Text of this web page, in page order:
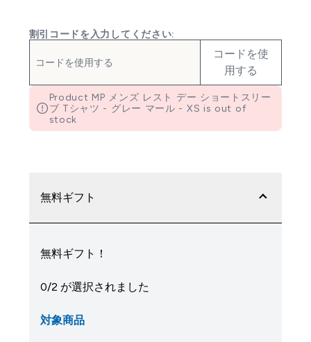
割引コードを入力してください:
コードを使
用する
Product MP メンズ レスト デー ショートスリー
ブ Tシャツ - グレー マール - XS is out of
stock
無料ギフト
無料ギフト！
0/2 が選択されました
対象商品